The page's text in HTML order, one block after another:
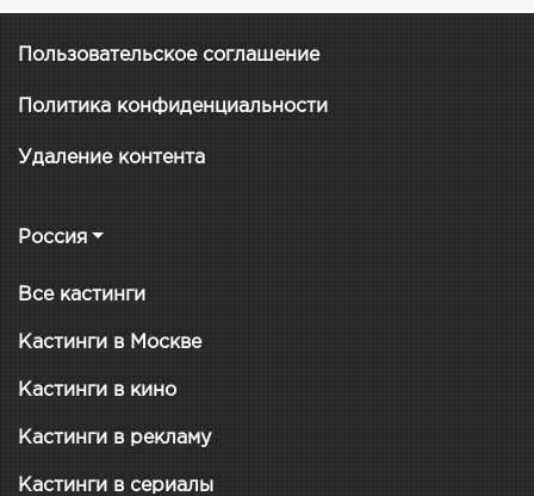
Пользовательское соглашение
Политика конфиденциальности
Удаление контента
Россия
Все кастинги
Кастинги в Москве
Кастинги в кино
Кастинги в рекламу
Кастинги в сериалы